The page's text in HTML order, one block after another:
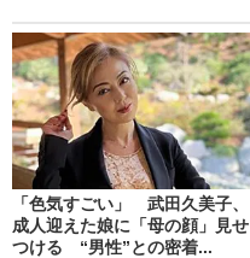
「色気すごい」 武田久美子、
成人迎えた娘に「母の顔」見せ
つける “男性”との密着...